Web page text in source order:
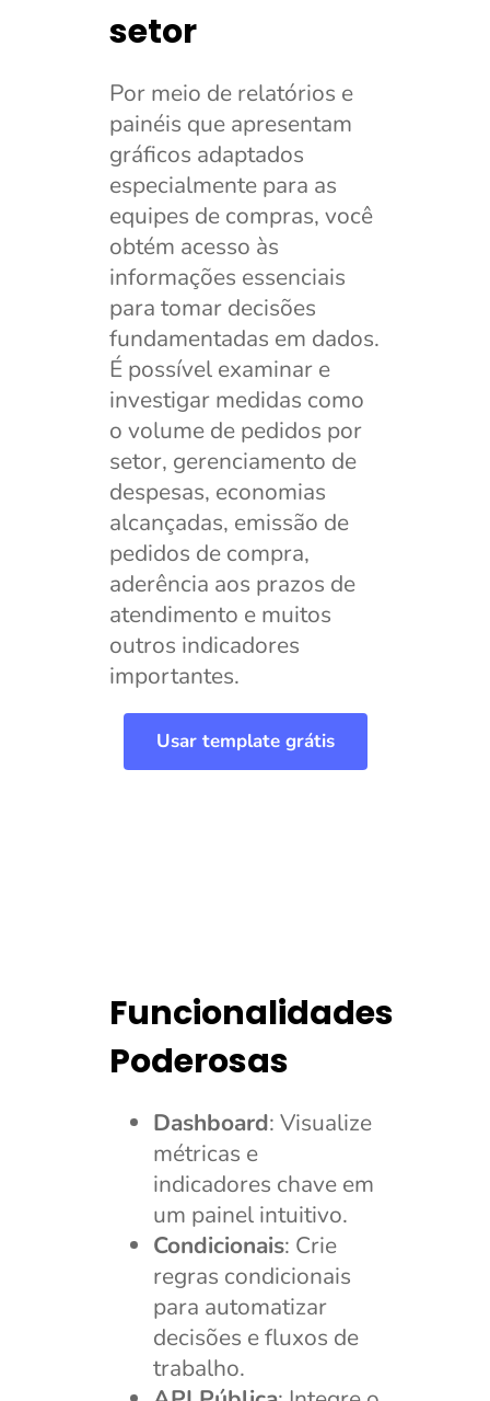
setor
Por meio de relatórios e
painéis que apresentam
gráficos adaptados
especialmente para as
equipes de compras, você
obtém acesso às
informações essenciais
para tomar decisões
fundamentadas em dados.
É possível examinar e
investigar medidas como
o volume de pedidos por
setor, gerenciamento de
despesas, economias
alcançadas, emissão de
pedidos de compra,
aderência aos prazos de
atendimento e muitos
outros indicadores
importantes.
Usar template grátis
Funcionalidades
Poderosas
Dashboard: Visualize
métricas e
indicadores chave em
um painel intuitivo.
Condicionais: Crie
regras condicionais
para automatizar
decisões e fluxos de
trabalho.